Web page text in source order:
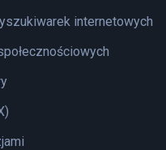
internetowych